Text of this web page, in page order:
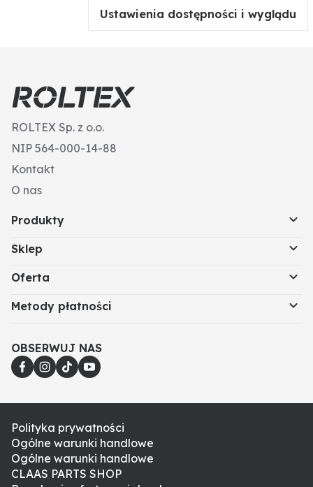
Ustawienia dostępności i wyglądu
ROLTEX Sp. z o.o.
NIP 564-000-14-88
Kontakt
O nas
Produkty
Sklep
Oferta
Metody płatności
OBSERWUJ NAS
Polityka prywatności
Ogólne warunki handlowe
Ogólne warunki handlowe
CLAAS PARTS SHOP